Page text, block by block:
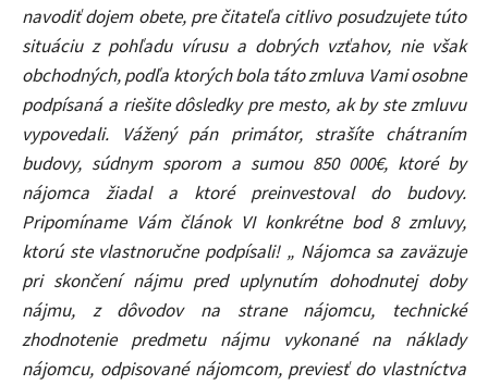
navodiť dojem obete, pre čitateľa citlivo posudzujete túto
situáciu z pohľadu vírusu a dobrých vzťahov, nie však
obchodných, podľa ktorých bola táto zmluva Vami osobne
podpísaná a riešite dôsledky pre mesto, ak by ste zmluvu
vypovedali. Vážený pán primátor, strašíte chátraním
budovy, súdnym sporom a sumou 850 000€, ktoré by
nájomca žiadal a ktoré preinvestoval do budovy.
Pripomíname Vám článok VI konkrétne bod 8 zmluvy,
ktorú ste vlastnoručne podpísali! „ Nájomca sa zaväzuje
pri skončení nájmu pred uplynutím dohodnutej doby
nájmu, z dôvodov na strane nájomcu, technické
zhodnotenie predmetu nájmu vykonané na náklady
nájomcu, odpisované nájomcom, previesť do vlastníctva